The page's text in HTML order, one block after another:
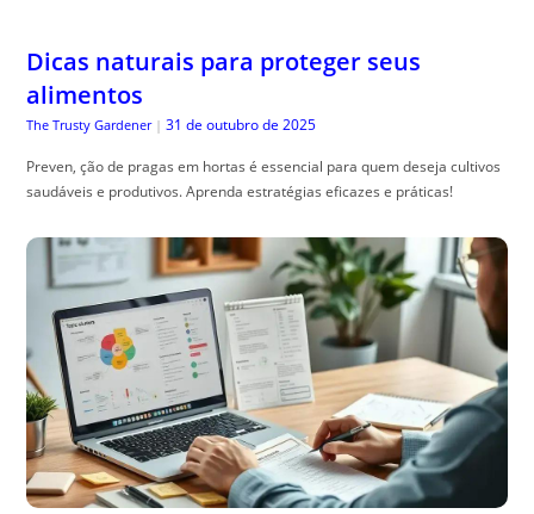
Dicas naturais para proteger seus
alimentos
The Trusty Gardener | 31 de outubro de 2025
Preven, ção de pragas em hortas é essencial para quem deseja cultivos
saudáveis e produtivos. Aprenda estratégias eficazes e práticas!